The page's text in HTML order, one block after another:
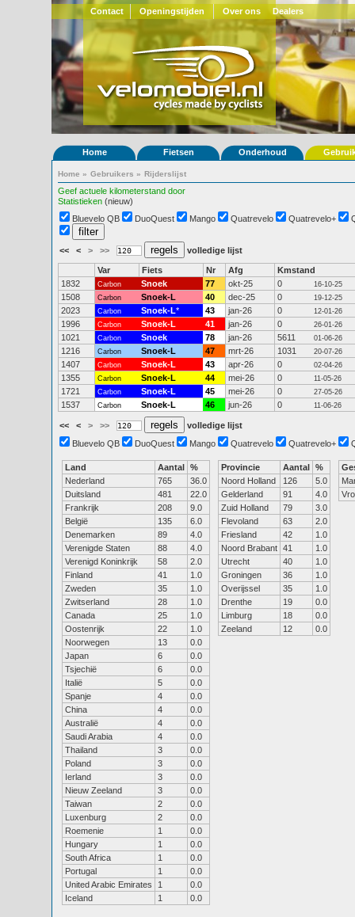
Contact Openingstijden Over ons Dealers
Home Fietsen Onderhoud
Home » Gebruikers » Rijderslijst
Geef actuele kilometerstand door
Statistieken (nieuw)
Bluevelo QB
DuoQuest Mango Quatrevelo Quatrevelo+
<< < > >> volledige lijst
Var Fiets Nr Afg
Kmstand
1832
Carbon Snoek 77 okt-25 0 16-10-25
1508 Carbon Snoek-L 40 dec-25 0 19-12-25
2023 Carbon Snoek-L* 43 jan-26 0 12-01-26
1996 Carbon Snoek-L 41 jan-26 0 26-01-26
1021 Carbon Snoek 78 jan-26 5611 01-06-26
1216 Carbon Snoek-L 47 mrt-26 1031 20-07-26
1407 Carbon Snoek-L 43 apr-26 0 02-04-26
1355 Carbon Snoek-L 44 mei-26 0 11-05-26
1721 Carbon Snoek-L 45 mei-26 0 27-05-26
1537 Carbon Snoek-L 46 jun-26 0 11-06-26
<< < > >>
volledige lijst
Bluevelo QB
DuoQuest Mango Quatrevelo Quatrevelo+
Land Aantal %
Nederland
765
36.0
Duitsland
481
22.0
Frankrijk
208
9.0
België
135
6.0
Denemarken
89
4.0
Verenigde Staten
88
4.0
Verenigd Koninkrijk
58
2.0
Finland
41
1.0
Zweden
35
1.0
Zwitserland
28
1.0
Canada
25
1.0
Oostenrijk
22
1.0
Noorwegen
13
0.0
Japan
6
0.0
Tsjechië
6
0.0
Italië
5
0.0
Spanje
4
0.0
China
4
0.0
Australië
4
0.0
Saudi Arabia
4
0.0
Thailand
3
0.0
Poland
3
0.0
Ierland
3
0.0
Nieuw Zeeland
3
0.0
Taiwan
2
0.0
Luxenburg
2
0.0
Roemenie
1
0.0
Hungary
1
0.0
South Africa
1
0.0
Portugal
1
0.0
United Arabic Emirates
1
0.0
Iceland
1 0.0
Provincie Aantal %
Noord Holland
126
5.0
Gelderland
91
4.0
Zuid Holland
79
3.0
Flevoland
63
2.0
Friesland
42
1.0
Noord Brabant 41
1.0
Utrecht
40
1.0
Groningen
36
1.0
Overijssel
35
1.0
Drenthe
19
0.0
Limburg
18
0.0
Zeeland
12 0.0